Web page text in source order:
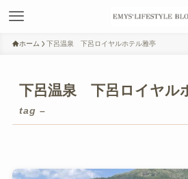
ホーム 下呂温泉 下呂ロイヤルホテル雅亭
下呂温泉 下呂ロイヤル
tag –